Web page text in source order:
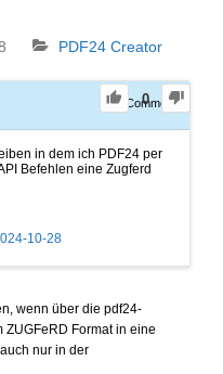
PDF24 Creator
0
1 Comment
in dem ich PDF24 per
Befehlen eine Zugferd
10-28
wenn über die pdf24-
Format in eine
nur in der